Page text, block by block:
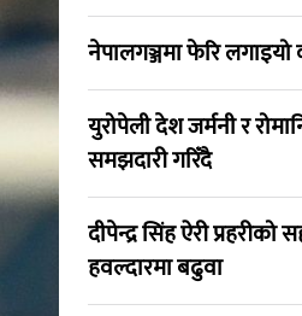
नेपालगञ्जमा फेरि लगाइयो
युरोपेली देश जर्मनी र
समझदारी गरिँदै
दीपेन्द्र सिंह ऐरी प्रहरीको
हवल्दारमा बढुवा